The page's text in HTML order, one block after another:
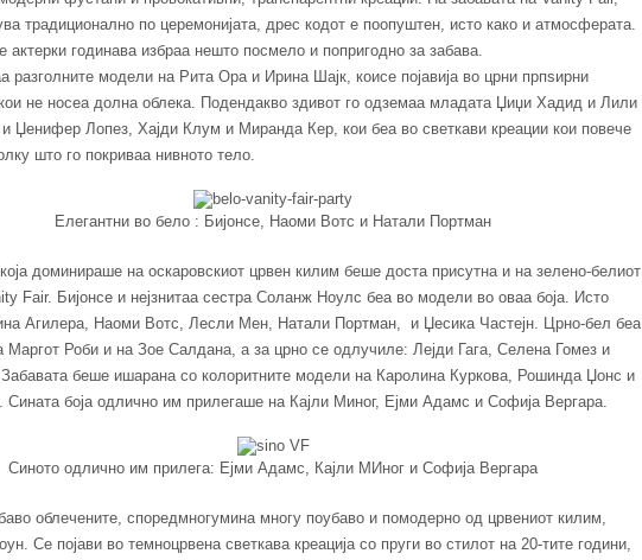
традиционално по церемонијата, дрес кодот е поопуштен, исто како и атмосферата.
актерки годинава избраа нешто посмело и попригодно за забава.
разголните модели на Рита Ора и Ирина Шајк, коисе појавија во црни прпѕирни
не носеа долна облека. Подендакво здивот го одземаа младата Џиџи Хадид и Лили
и Џенифер Лопез, Хајди Клум и Миранда Кер, кои беа во светкави креации кои повече
што го покриваа нивното тело.
Елегантни во бело : Бијонсе, Наоми Вотс и Натали Портман
доминираше на оскаровскиот црвен килим беше доста присутна и на зелено-белиот
Fair. Бијонсе и нејзнитаа сестра Соланж Ноулс беа во модели во оваа боја. Исто
Агилера, Наоми Вотс, Лесли Мен, Натали Портман, и Џесика Частејн. Црно-бел беа
Маргот Роби и на Зое Салдана, а за црно се одлучиле: Лејди Гага, Селена Гомез и
Забавата беше ишарана со колоритните модели на Каролина Куркова, Рошинда Џонс и
боја одлично им прилегаше на Кајли Миног, Ејми Адамс и Софија Вергара.
Синото одлично им прилега: Ејми Адамс, Кајли МИног и Софија Вергара
облечените, споредмногумина многу поубаво и помодерно од црвениот килим,
Се појави во темноцрвена светкава креација со пруги во стилот на 20-тите години,